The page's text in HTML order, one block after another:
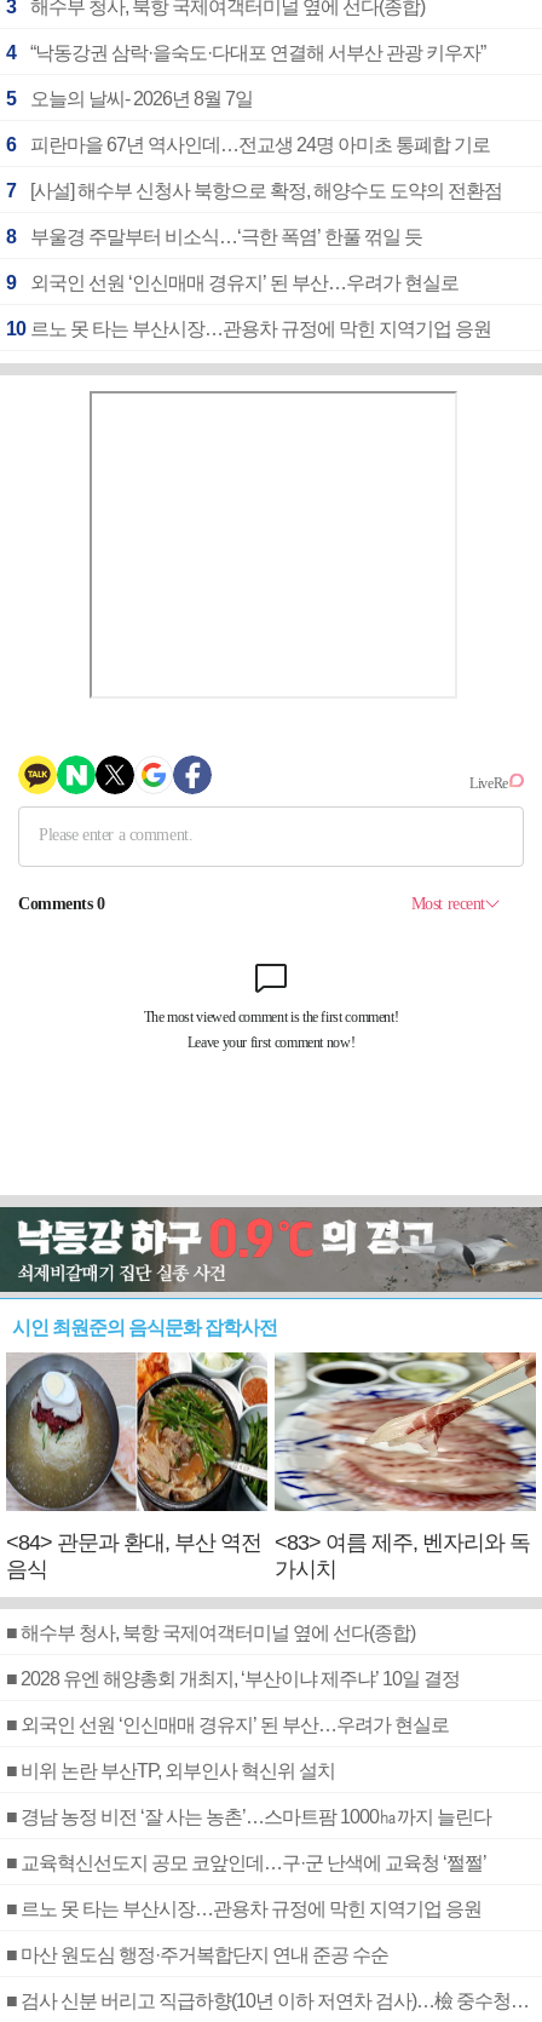
3 해수부 청사, 북항 국제여객터미널 옆에 선다(종합)
4 “낙동강권 삼락·을숙도·다대포 연결해 서부산 관광 키우자”
5 오늘의 날씨- 2026년 8월 7일
6 피란마을 67년 역사인데…전교생 24명 아미초 통폐합 기로
7 [사설] 해수부 신청사 북항으로 확정, 해양수도 도약의 전환점
8 부울경 주말부터 비소식…‘극한 폭염’ 한풀 꺾일 듯
9 외국인 선원 ‘인신매매 경유지’ 된 부산…우려가 현실로
10 르노 못 타는 부산시장…관용차 규정에 막힌 지역기업 응원
시인 최원준의 음식문화 잡학사전
<84> 관문과 환대, 부산 역전
음식
<83> 여름 제주, 벤자리와 독
가시치
■ 해수부 청사, 북항 국제여객터미널 옆에 선다(종합)
■ 2028 유엔 해양총회 개최지, ‘부산이냐 제주냐’ 10일 결정
■ 외국인 선원 ‘인신매매 경유지’ 된 부산…우려가 현실로
■ 비위 논란 부산TP, 외부인사 혁신위 설치
■ 경남 농정 비전 ‘잘 사는 농촌’…스마트팜 1000㏊까지 늘린다
■ 교육혁신선도지 공모 코앞인데…구·군 난색에 교육청 ‘쩔쩔’
■ 르노 못 타는 부산시장…관용차 규정에 막힌 지역기업 응원
■ 마산 원도심 행정·주거복합단지 연내 준공 수순
■ 검사 신분 버리고 직급하향(10년 이하 저연차 검사)…檢 중수청행 기피